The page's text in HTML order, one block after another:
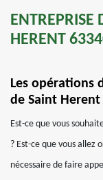
ENTREPRISE
HERENT
Les opérations
de Saint Herent
Est-ce que vous
? Est-ce que vous allez
nécessaire de faire